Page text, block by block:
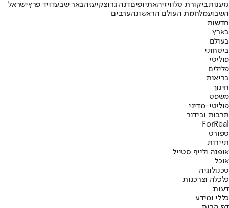
גזענותביקורת טלוויזיהאתיופיםדנה גרוצקיעזהבאר שבעדויד פרץישראל
השבועמלחמת העולם הראשונהערבים
חדשות
בארץ
בעולם
ביטחוני
פוליטי
פלילים
בריאות
חינוך
משפט
פוליטי-מדיני
תרבות ובידור
ForReal
ספורט
תיירות
אופנה ולייף סטייל
אוכל
טכנולוגיה
כלכלה וצרכנות
דעות
כללי ומידע